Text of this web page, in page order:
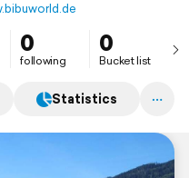
berichten zu können,
auch ein Profil auf
0
following
0
Bucket list
Statistics